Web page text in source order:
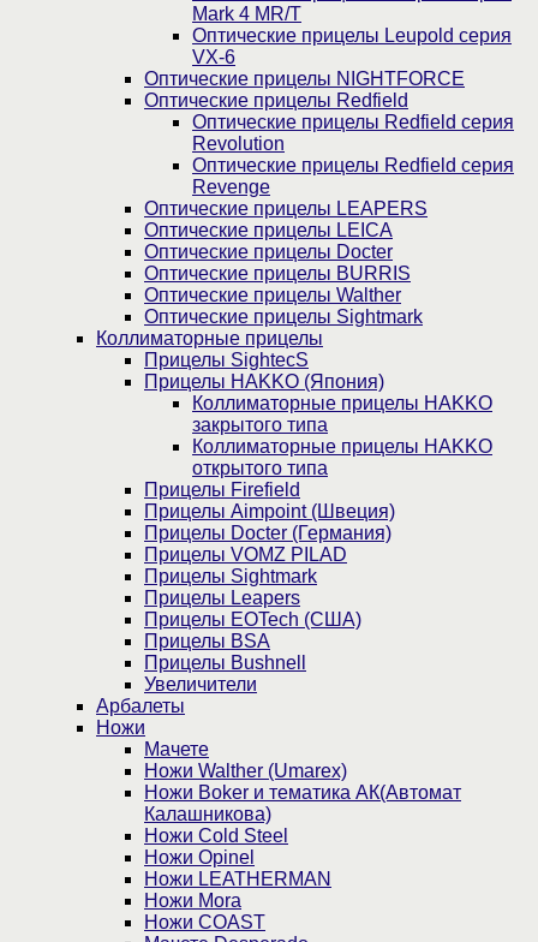
Mark 4 MR/T
Оптические прицелы Leupold серия
VX-6
Оптические прицелы NIGHTFORCE
Оптические прицелы Redfield
Оптические прицелы Redfield серия
Revolution
Оптические прицелы Redfield серия
Revenge
Оптические прицелы LEAPERS
Оптические прицелы LEICA
Оптические прицелы Docter
Оптические прицелы BURRIS
Оптические прицелы Walther
Оптические прицелы Sightmark
Коллиматорные прицелы
Прицелы SightecS
Прицелы HAKKO (Япония)
Коллиматорные прицелы HAKKO
закрытого типа
Коллиматорные прицелы HAKKO
открытого типа
Прицелы Firefield
Прицелы Aimpoint (Швеция)
Прицелы Docter (Германия)
Прицелы VOMZ PILAD
Прицелы Sightmark
Прицелы Leapers
Прицелы EOTech (США)
Прицелы BSA
Прицелы Bushnell
Увеличители
Арбалеты
Ножи
Мачете
Ножи Walther (Umarex)
Ножи Boker и тематика АК(Автомат
Калашникова)
Ножи Cold Steel
Ножи Opinel
Ножи LEATHERMAN
Ножи Mora
Ножи COAST